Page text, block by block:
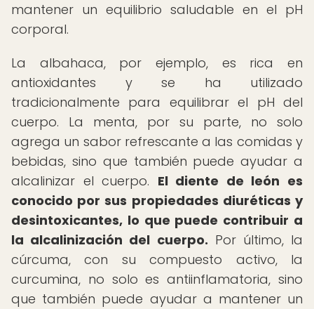
mantener un equilibrio saludable en el pH
corporal.
La albahaca, por ejemplo, es rica en
antioxidantes y se ha utilizado
tradicionalmente para equilibrar el pH del
cuerpo. La menta, por su parte, no solo
agrega un sabor refrescante a las comidas y
bebidas, sino que también puede ayudar a
alcalinizar el cuerpo. El diente de león es
conocido por sus propiedades diuréticas y
desintoxicantes, lo que puede contribuir a
la alcalinización del cuerpo. Por último, la
cúrcuma, con su compuesto activo, la
curcumina, no solo es antiinflamatoria, sino
que también puede ayudar a mantener un